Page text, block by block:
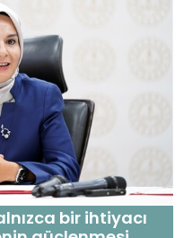
bir ihtiyacı